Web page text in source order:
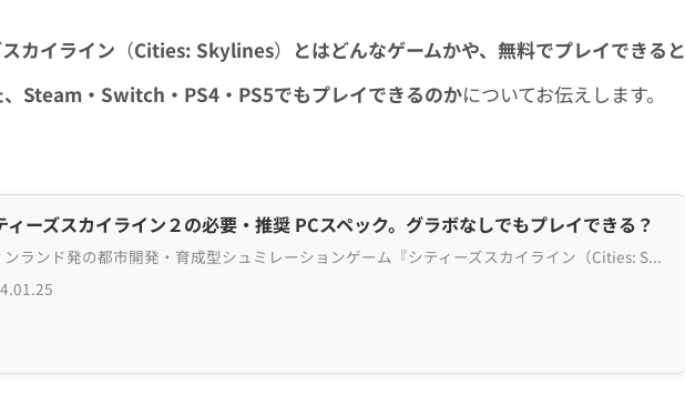
カイライン （Cities: Skylines） とはどんなゲームかや、無料でプレイできると
、Steam・Switch・PS4・PS5でもプレイできるのかについてお伝えします。
ィーズスカイライン２の必要・推奨 PCスペック。グラボなしでもプレイできる？
フィンランド発の都市開発・育成型シュミレーションゲーム『シティーズスカイライン（Cities: Skylines）』。プレイヤーが市長となって、街のインフラを整えたり経済を整えたりしながら、"市長" としての地位の向上を目指すPCゲームで、大人から子どもまで幅広い世代に人気を集めています。...